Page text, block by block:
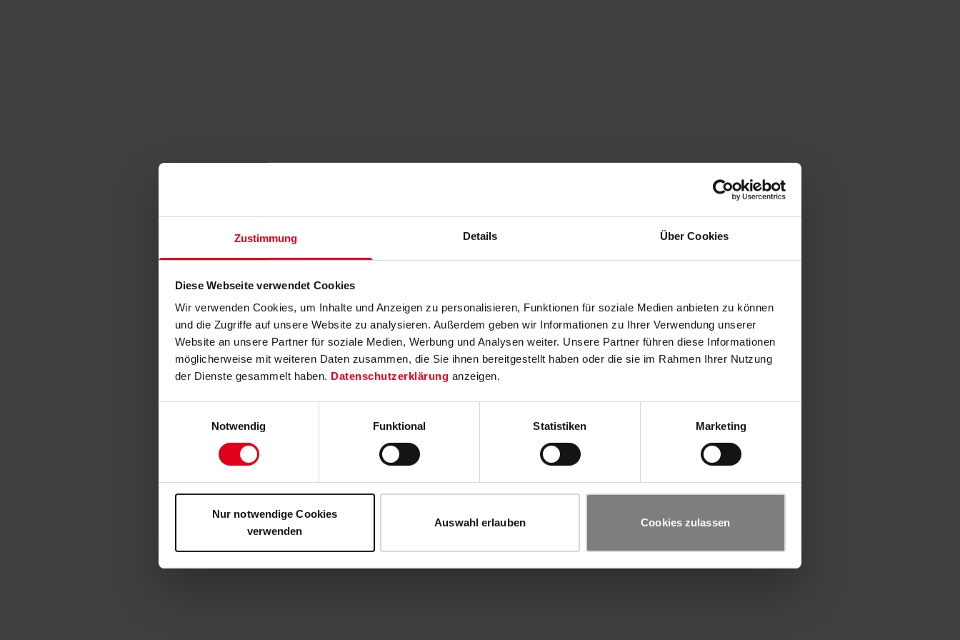
Zustimmung Details Über Cookies
Diese Webseite verwendet Cookies
Wir verwenden Cookies, um Inhalte und Anzeigen zu personalisieren, Funktionen für soziale Medien anbieten zu können
und die Zugriffe auf unsere Website zu analysieren. Außerdem geben wir Informationen zu Ihrer Verwendung unserer
Website an unsere Partner für soziale Medien, Werbung und Analysen weiter. Unsere Partner führen diese Informationen
möglicherweise mit weiteren Daten zusammen, die Sie ihnen bereitgestellt haben oder die sie im Rahmen Ihrer Nutzung
der Dienste gesammelt haben. Datenschutzerklärung anzeigen.
Notwendig
Funktional Statistiken Marketing
Nur notwendige Cookies
verwenden
Auswahl erlauben Cookies zulassen